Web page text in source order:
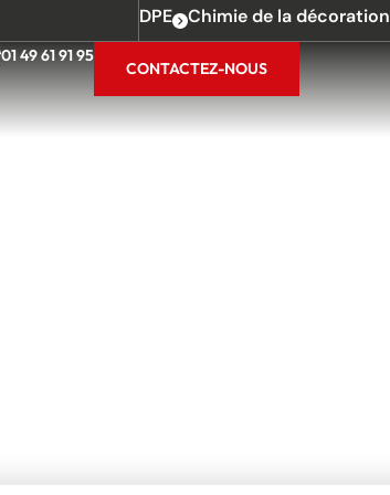
DPE Chimie de la décoration
01 49 61 91 95
CONTACTEZ-NOUS